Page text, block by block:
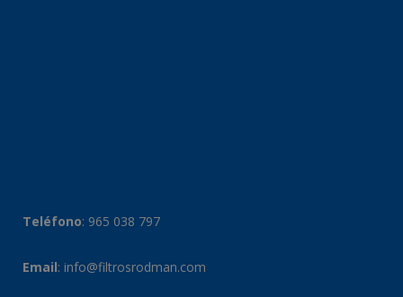
Teléfono: 965 038 797
Email: info@filtrosrodman.com